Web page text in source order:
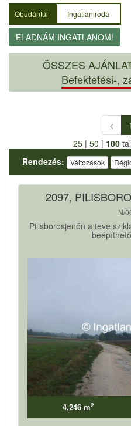
Óbudántúl Ingatlaniroda
ELADNÁM INGATLANOM!
ÖSSZES
Befektetési-,
< 1
25| 50 | 100
Rendezés:
Változások
2097,
N/
Pilisborosjenőn a teve
4,246 m2